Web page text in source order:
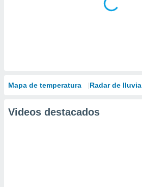
Mapa de temperatura Radar de lluvia
Videos destacados